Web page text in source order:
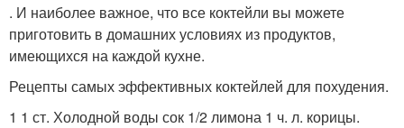
. И наиболее важное, что все коктейли вы можете
приготовить в домашних условиях из продуктов,
имеющихся на каждой кухне.
Рецепты самых эффективных коктейлей для похудения.
1 1 ст. Холодной воды сок 1/2 лимона 1 ч. л. корицы.